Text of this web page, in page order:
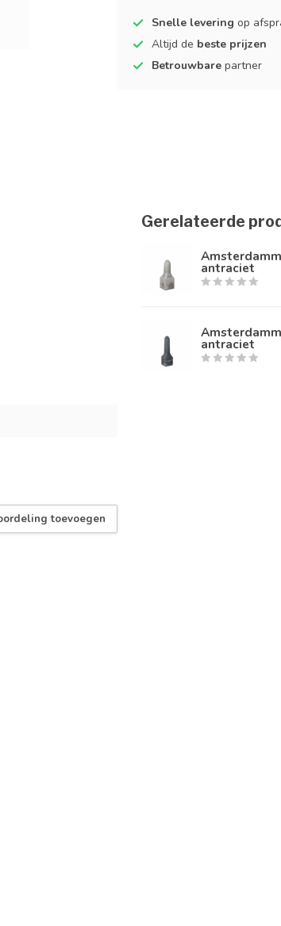
Snelle levering op
Altijd de beste prijzen
Betrouwbare partner
toevoegen
Gerelateerde
antraciet
antraciet